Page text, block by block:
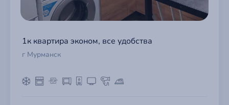
1к квартира эконом, все удобства
г Мурманск